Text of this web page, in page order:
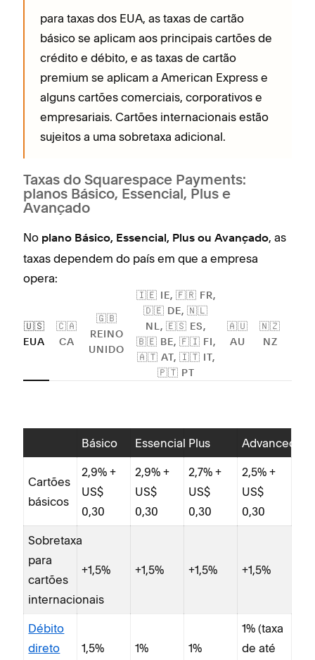
para taxas dos EUA, as taxas de cartão
básico se aplicam aos principais cartões de
crédito e débito, e as taxas de cartão
premium se aplicam a American Express e
alguns cartões comerciais, corporativos e
empresariais. Cartões internacionais estão
sujeitos a uma sobretaxa adicional.
Taxas do Squarespace Payments:
planos Básico, Essencial, Plus e
Avançado
No plano Básico, Essencial, Plus ou Avançado, as
taxas dependem do país em que a empresa
opera:
🇺🇸
EUA
🇨🇦
CA
🇬🇧
REINO
UNIDO
🇮🇪 IE, 🇫🇷 FR,
🇩🇪 DE, 🇳🇱
NL, 🇪🇸 ES,
🇧🇪 BE, 🇫🇮 FI,
🇦🇹 AT, 🇮🇹 IT,
🇵🇹 PT
🇦🇺
AU
🇳🇿
NZ
Básico Essencial Plus Advanced
Cartões
básicos
2,9% +
US$
0,30
2,9% +
US$
0,30
2,7% +
US$
0,30
2,5% +
US$
0,30
Sobretaxa
para
cartões
internacionais
+1,5% +1,5% +1,5% +1,5%
Débito
direto
1,5% 1% 1%
1% (taxa
de até